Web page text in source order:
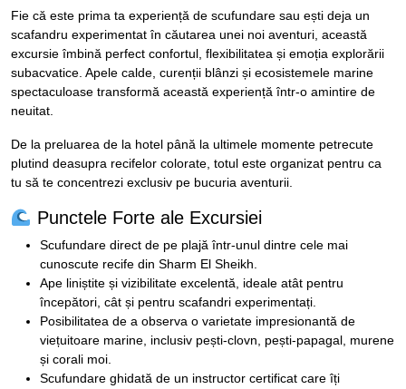
Fie că este prima ta experiență de scufundare sau ești deja un
scafandru experimentat în căutarea unei noi aventuri, această
excursie îmbină perfect confortul, flexibilitatea și emoția explorării
subacvatice. Apele calde, curenții blânzi și ecosistemele marine
spectaculoase transformă această experiență într-o amintire de
neuitat.
De la preluarea de la hotel până la ultimele momente petrecute
plutind deasupra recifelor colorate, totul este organizat pentru ca
tu să te concentrezi exclusiv pe bucuria aventurii.
Punctele Forte ale Excursiei
Scufundare direct de pe plajă într-unul dintre cele mai
cunoscute recife din Sharm El Sheikh.
Ape liniștite și vizibilitate excelentă, ideale atât pentru
începători, cât și pentru scafandri experimentați.
Posibilitatea de a observa o varietate impresionantă de
viețuitoare marine, inclusiv pești-clovn, pești-papagal, murene
și corali moi.
Scufundare ghidată de un instructor certificat care îți